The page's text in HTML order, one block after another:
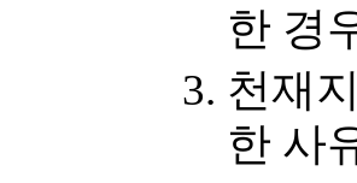
한 경
천재
한 사